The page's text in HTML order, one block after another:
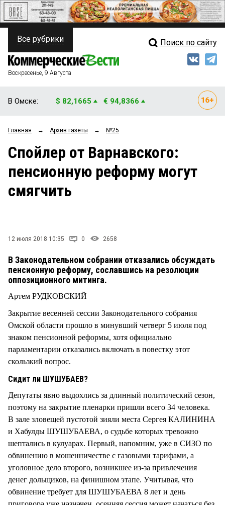
ПОЛИТИКА
ФИНАНСЫ
ОБЩЕСТВО
ЗАКОН
НОВОСТИ КОМПАНИЙ
Свежий выпуск
Рейтинги
Блоги
Все рубрики Поиск по сайту
Воскресенье, 9 Августа
В Омске: $ 82,1665 € 94,8366
Главная → Архив газеты → №25
Спойлер от Варнавского:
пенсионную реформу могут
смягчить
12 июля 2018 10:35 0 2658
В Законодательном собрании отказались обсуждать
пенсионную реформу, сославшись на резолюции
оппозиционного митинга.
Артем РУДКОВСКИЙ
Закрытие весенней сессии Законодательного собрания
Омской области прошло в минувший четверг 5 июля под
знаком пенсионной реформы, хотя официально
парламентарии отказались включать в повестку этот
скользкий вопрос.
Сидит ли ШУШУБАЕВ?
Депутаты явно выдохлись за длинный политический сезон,
поэтому на закрытие пленарки пришли всего 34 человека.
В зале зловещей пустотой зияли места Сергея КАЛИНИНА
и Хабулды ШУШУБАЕВА, о судьбе которых тревожно
шептались в кулуарах. Первый, напомним, уже в СИЗО по
обвинению в мошенничестве с газовыми тарифами, а
уголовное дело второго, возникшее из-за привлечения
денег дольщиков, на финишном этапе. Учитывая, что
обвинение требует для ШУШУБАЕВА 8 лет и день